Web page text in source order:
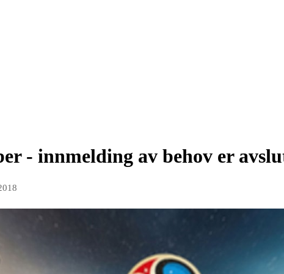
- innmelding av behov er